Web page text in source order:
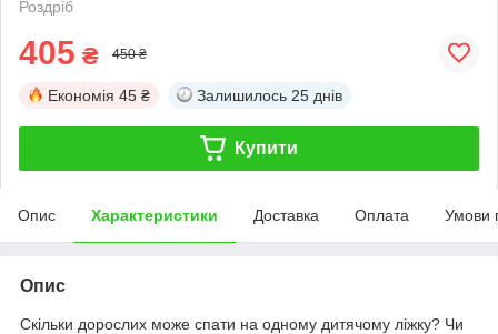
Роздріб
405 ₴ 450 ₴
Економія 45 ₴ Залишилось 25 днів
Купити
Опис Характеристики Доставка Оплата Умови
Опис
Скільки дорослих може спати на одному дитячому ліжку? Чи